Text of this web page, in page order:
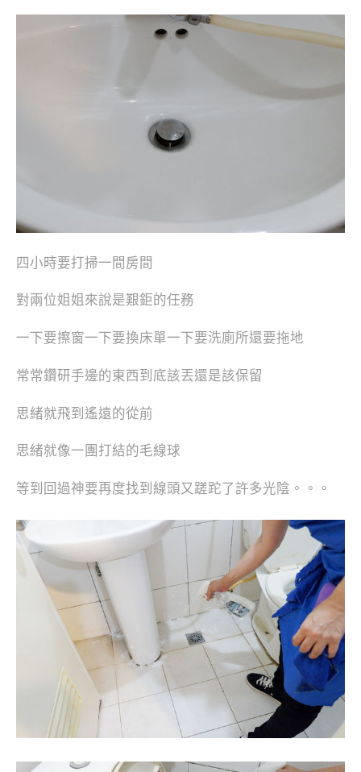
四小時要打掃一間房間
對兩位姐姐來說是艱鉅的任務
一下要擦窗一下要換床單一下要洗廁所還要拖地
常常鑽研手邊的東西到底該丟還是該保留
思緒就飛到遙遠的從前
思緒就像一團打結的毛線球
等到回過神要再度找到線頭又蹉跎了許多光陰。。。